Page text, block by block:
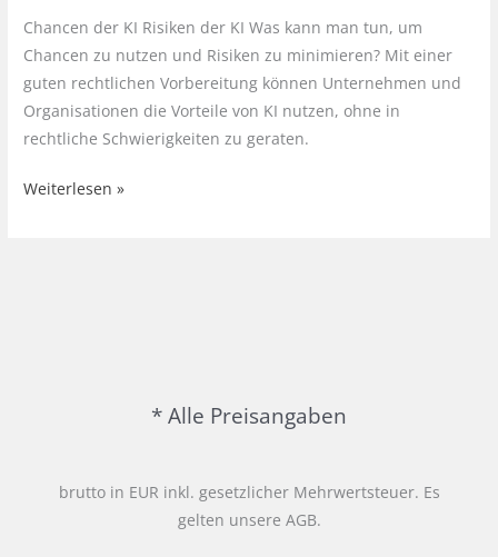
Chancen der KI Risiken der KI Was kann man tun, um
Chancen zu nutzen und Risiken zu minimieren? Mit einer
guten rechtlichen Vorbereitung können Unternehmen und
Organisationen die Vorteile von KI nutzen, ohne in
rechtliche Schwierigkeiten zu geraten.
Verwendung
Weiterlesen »
* Alle Preisangaben
brutto in EUR inkl. gesetzlicher Mehrwertsteuer. Es
gelten unsere AGB.